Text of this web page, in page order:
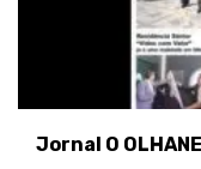
Jornal O